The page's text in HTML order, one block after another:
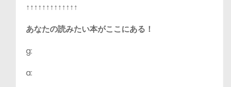
↑↑↑↑↑↑↑↑↑↑↑↑↑
あなたの読みたい本がここにある！
g:
a: